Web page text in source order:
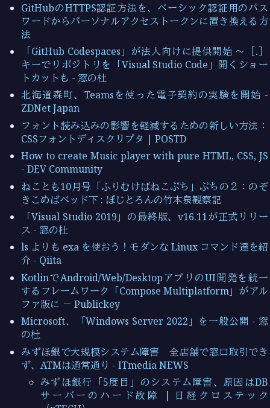
GitHubのHTTPS認証方法を、ベーシック認証用のパス
ワードからパーソナルアクセストークンに置き換える方
法
「GitHub Codespaces」が法人向けに提供開始 ～［.］
キーでリポジトリを「Visual Studio Code」開くショー
トカットも - 窓の杜
北海道森町、Teamsを使った電子契約の実験を開始 -
ZDNet Japan
フォント読み込みの影響を軽減するための新しい方法：
CSSフォントディスクリプタ | POSTD
How to create Music player with pure HTML, CSS, JS
- DEV Community
ねことも10月号「ふりむけばねこぷち」ぷちの２：のぞ
きこめばベッド下 : ぽじとろんの竹本泉観察記
「Visual Studio 2019」の最終版、v16.11が正式リリー
ス - 窓の杜
ls よりも exa を使おう！モダンな Linux コマンド達を紹
介 - Qiita
KotlinでAndroid/Web/DesktopアプリのUI開発を統一
するフレームワーク「Compose Multiplatform」がアル
ファ版に － Publickey
Microsoft、「Windows Server 2022」を一般公開 - 窓
の杜
みずほ銀で大規模システム障害 全店舗で窓口取引でき
ず、ATMは通常通り - ITmedia NEWS
みずほ銀行「5度目」のシステム障害、原因はDB
サーバーのハード故障 | 日経クロステック